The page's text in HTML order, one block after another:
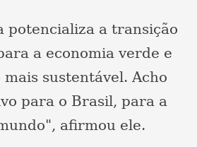
potencializa a transição
a economia verde e
sustentável. Acho
para o Brasil, para a
afirmou ele.